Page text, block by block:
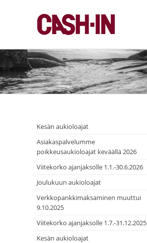
Kesän aukioloajat
Asiakaspalvelumme
poikkeusaukioloajat keväällä 2026
Viitekorko ajanjaksolle 1.1.-30.6.2026
Joulukuun aukioloajat
Verkkopankkimaksaminen muuttui
9.10.2025
Viitekorko ajanjaksolle 1.7.-31.12.2025
Kesän aukioloajat